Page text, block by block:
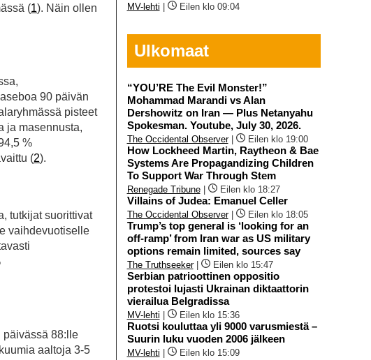
(1). Näin ollen
90 päivän
pisteet
ja masennusta,
%
(2).
tutkijat suorittivat
vaihdevuotiselle
päivässä 88:lle
aaltoja 3-5
MV-lehti Eilen klo 09:04
Ulkomaat
“YOU’RE The Evil Monster!”
Mohammad Marandi vs Alan
Dershowitz on Iran — Plus Netanyahu
Spokesman. Youtube, July 30, 2026.
The Occidental Observer| Eilen klo 19:00
How Lockheed Martin, Raytheon & Bae
Systems Are Propagandizing Children
To Support War Through Stem
Renegade Tribune| Eilen klo 18:27
Villains of Judea: Emanuel Celler
The Occidental Observer| Eilen klo 18:05
Trump’s top general is ‘looking for an
off-ramp’ from Iran war as US military
options remain limited, sources say
The Truthseeker| Eilen klo 15:47
Serbian patrioottinen oppositio
protestoi lujasti Ukrainan diktaattorin
vierailua Belgradissa
MV-lehti Eilen klo 15:36
Ruotsi kouluttaa yli 9000 varusmiestä –
Suurin luku vuoden 2006 jälkeen
MV-lehti Eilen klo 15:09